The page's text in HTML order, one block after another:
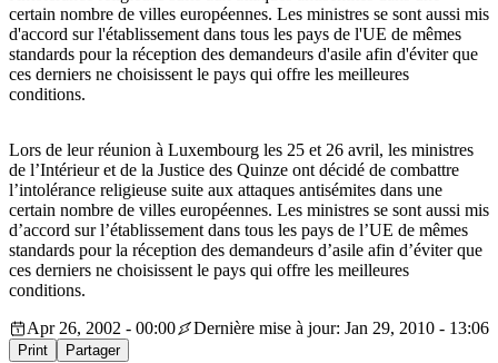
certain nombre de villes européennes. Les ministres se sont aussi mis
d'accord sur l'établissement dans tous les pays de l'UE de mêmes
standards pour la réception des demandeurs d'asile afin d'éviter que
ces derniers ne choisissent le pays qui offre les meilleures
conditions.
Lors de leur réunion à Luxembourg les 25 et 26 avril, les ministres
de l’Intérieur et de la Justice des Quinze ont décidé de combattre
l’intolérance religieuse suite aux attaques antisémites dans une
certain nombre de villes européennes. Les ministres se sont aussi mis
d’accord sur l’établissement dans tous les pays de l’UE de mêmes
standards pour la réception des demandeurs d’asile afin d’éviter que
ces derniers ne choisissent le pays qui offre les meilleures
conditions.
Apr 26, 2002 - 00:00
Dernière mise à jour: Jan 29, 2010 - 13:06
Print Partager